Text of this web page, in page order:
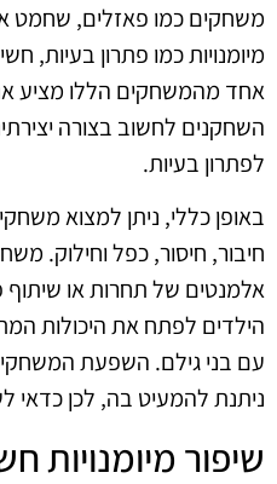
משחקים כמו פאזלים, שחמט
מיומנויות כמו פתרון בעיות,
אחד מהמשחקים הללו מציע
השחקנים לחשוב בצורה
לפתרון בעיות.
באופן כללי, ניתן למצוא
חיבור, חיסור, כפל וחילוק.
אלמנטים של תחרות או
הילדים לפתח את היכולות
עם בני גילם. השפעת
ניתנת להמעיט בה, לכן
שיפור מיומנויות